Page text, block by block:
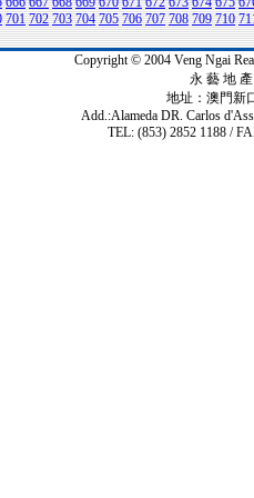
701 702 703 704 705 706 707 708 709 710
Copyright © 2004 Veng Ngai
永 藝 地
地址：澳門新
Add.:Alameda DR. Carlos
TEL: (853) 2852 1188 /